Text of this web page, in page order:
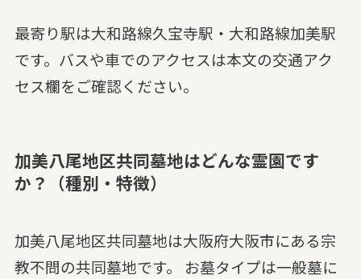
最寄り駅は大和路線久宝寺駅・大和路線加美駅
です。バスや車でのアクセスは本文の交通アク
セス欄をご確認ください。
加美八尾地区共同墓地はどんな霊園です
か？（種別・特徴）
加美八尾地区共同墓地は大阪府大阪市にある宗
教不問の共同墓地です。 お墓タイプは一般墓に